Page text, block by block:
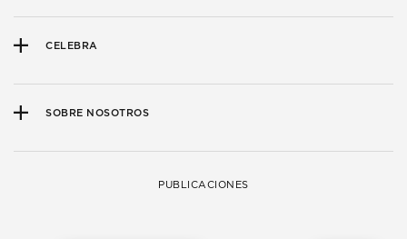
CELEBRA
SOBRE NOSOTROS
PUBLICACIONES